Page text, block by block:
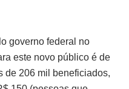
governo federal no
este novo público é de
de 206 mil beneficiados,